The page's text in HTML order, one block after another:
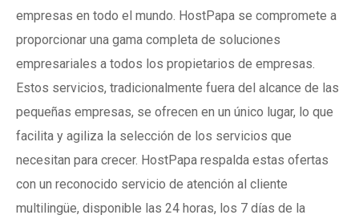
empresas en todo el mundo. HostPapa se compromete a
proporcionar una gama completa de soluciones
empresariales a todos los propietarios de empresas.
Estos servicios, tradicionalmente fuera del alcance de las
pequeñas empresas, se ofrecen en un único lugar, lo que
facilita y agiliza la selección de los servicios que
necesitan para crecer. HostPapa respalda estas ofertas
con un reconocido servicio de atención al cliente
multilingüe, disponible las 24 horas, los 7 días de la